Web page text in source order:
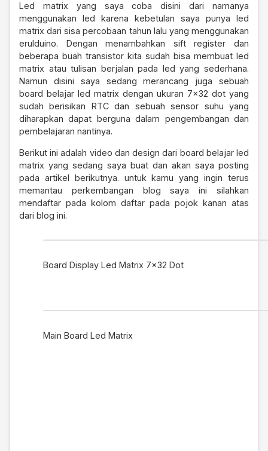
Led matrix yang saya coba disini dari namanya
menggunakan led karena kebetulan saya punya led
matrix dari sisa percobaan tahun lalu yang menggunakan
erulduino. Dengan menambahkan sift register dan
beberapa buah transistor kita sudah bisa membuat led
matrix atautulisan berjalan pada led yang sederhana.
Namun disini saya sedang merancang juga sebuah
board belajar led matrix dengan ukuran 7×32 dot yang
sudah berisikan RTC dan sebuah sensor suhu yang
diharapkan dapat berguna dalam pengembangan dan
pembelajaran nantinya.
Berikut ini adalah video dan design dari board belajar led
matrix yang sedang saya buat dan akan saya posting
pada artikel berikutnya. untuk kamu yang ingin terus
memantau perkembangan blog saya ini silahkan
mendaftar pada kolom daftar pada pojok kanan atas
dari blog ini.
Board Display Led Matrix 7×32 Dot
Main Board Led Matrix